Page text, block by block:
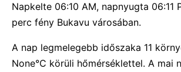
Napkelte 06:10 AM, napnyugta 06:11
perc fény Bukavu városában.
A nap legmelegebb időszaka 11
None°C körüli hőmérséklettel. A mai